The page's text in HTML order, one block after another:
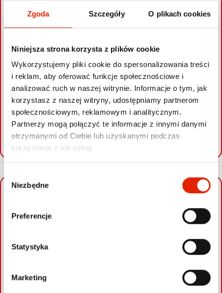
Zgoda Szczegóły O plikach cookies
Niniejsza strona korzysta z plików cookie
Wykorzystujemy pliki cookie do spersonalizowania treści
i reklam, aby oferować funkcje społecznościowe i
analizować ruch w naszej witrynie. Informacje o tym, jak
korzystasz z naszej witryny, udostępniamy partnerom
społecznościowym, reklamowym i analitycznym.
Partnerzy mogą połączyć te informacje z innymi danymi
otrzymanymi od Ciebie lub uzyskanymi podczas
korzystania z ich usług.
Niezbędne
Preferencje
Statystyka
Marketing
elementem systemu monitoringu GanTotal, ale nie mieli wiedzy
o obecności modułu radiowego, wchodzącego również w skład
GanTotala. Pozwolił on namierzyć S3, które znajdowało się w
kontenerze na statku zacumowanym w Antwerpii w Belgii.
Względy proceduralne uniemożliwiły zablokowanie rejsu, ale
docelowym potwierdzono, że znajduje się w nim poszukiwane
Audi. Samochód wrócił tym samym kontenerowcem do Europy
i czeka na odbiór przez prawowitych właścicieli.
SPRAWDŹ SWOJE AUTO
−